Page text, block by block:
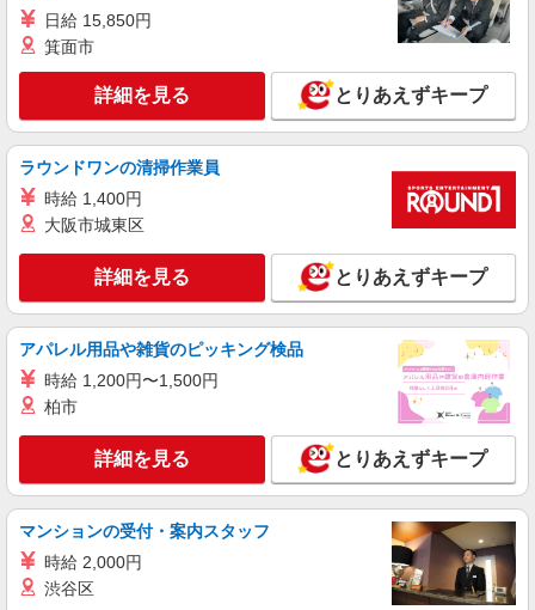
キープ 詳細を見る
派遣社員
株式会社kotrio /●SW-H1-2069815
蕨駅★未経験OKの人間関係に悩まない職場へ
時給1650円〜2312円 ＜日払い有/週払い有/交
通費全支給(ガソリン代含む)＞
川口市 ★来社不要/面接なし
詳細を見る
職業紹介
株式会社kotrio /●SW-S-2096966
住宅型有料老人ホームSTAFF＊無理なく、長
く続けられる環境＊
【正社員】月給240,000〜400,000円 ・基本
給：200,000円〜220,000円 ・資格手当：10,000〜
30,000円 ・役職手当：10,000〜70,000円 ・処遇改
善手当：20,000〜60,000円（勤続年数、保有資格
により変動） ・固定残業手当：20,000円（10時
間） ※固定残業時間を超過する場合には超過勤務
埼玉県川口市
詳細を見る
日給 15,850円
箕面市
詳細を見る とりあえずキープ
ラウンドワンの清掃作業員
時給 1,400円
大阪市城東区
詳細を見る とりあえずキープ
アパレル用品や雑貨のピッキング検品
時給 1,200円〜1,500円
柏市
詳細を見る とりあえずキープ
マンションの受付・案内スタッフ
時給 2,000円
渋谷区